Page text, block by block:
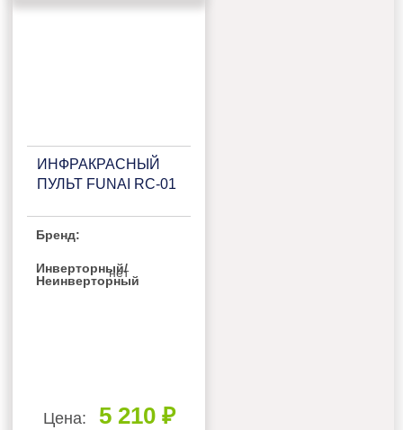
ИНФРАКРАСНЫЙ
ПУЛЬТ FUNAI RC-01
Бренд:
Инверторный/
Неинверторный
нет
Цена: 5 210 ₽